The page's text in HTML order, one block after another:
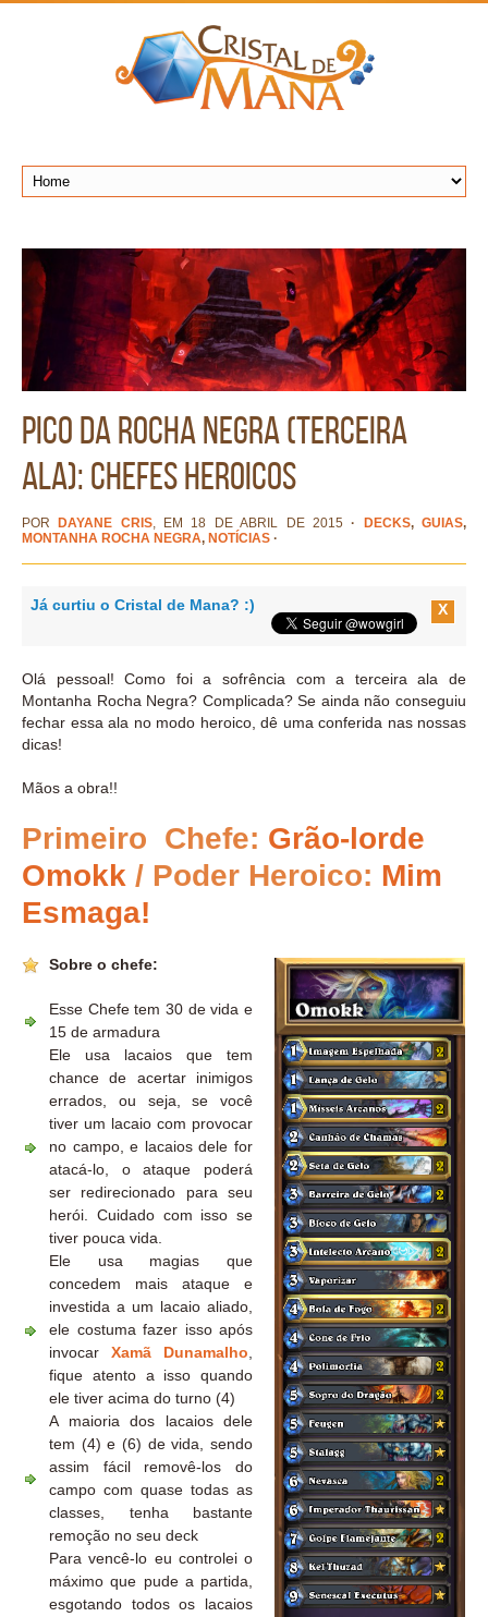
Pico da Rocha Negra (Terceira
Ala): Chefes Heroicos
POR DAYANE CRIS, EM 18 DE ABRIL DE 2015 · DECKS,GUIAS,
MONTANHA ROCHA NEGRA, NOTÍCIAS ·
Já curtiu o Cristal de Mana? :) X
Olá pessoal! Como foi a sofrência com a terceira ala de
Montanha Rocha Negra? Complicada? Se ainda não conseguiu
fechar essa ala no modo heroico, dê uma conferida nas nossas
dicas!
Mãos a obra!!
Primeiro Chefe: Grão-lorde
Omokk / Poder Heroico: Mim
Esmaga!
Sobre o chefe:
Esse Chefe tem 30 de vida e
15 de armadura
Ele usa lacaios que tem
chance de acertar inimigos
errados, ou seja, se você
tiver um lacaio com provocar
no campo, e lacaios dele for
atacá-lo, o ataque poderá
ser redirecionado para seu
herói. Cuidado com isso se
tiver pouca vida.
Ele usa magias que
concedem mais ataque e
investida a um lacaio aliado,
ele costuma fazer isso após
invocar Xamã Dunamalho,
fique atento a isso quando
ele tiver acima do turno (4)
A maioria dos lacaios dele
tem (4) e (6) de vida, sendo
assim fácil removê-los do
campo com quase todas as
classes, tenha bastante
remoção no seu deck
Para vencê-lo eu controlei o
máximo que pude a partida,
esgotando todos os lacaios